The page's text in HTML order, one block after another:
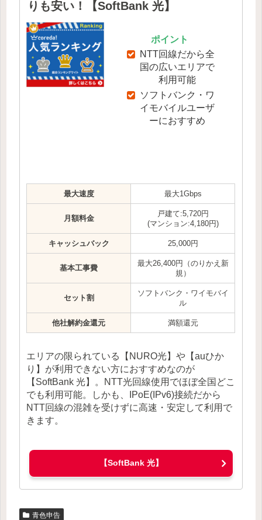
りも安い！【SoftBank 光】
ポイント
NTT回線だから全
国の広いエリアで
利用可能
ソフトバンク・ワ
イモバイルユーザ
ーにおすすめ
最大速度 最大1Gbps
月額料金
戸建て:5,720円
(マンション:4,180円)
キャッシュバック 25,000円
基本工事費
最大26,400円（のりかえ新
規）
セット割
ソフトバンク・ワイモバイ
ル
他社解約金還元 満額還元
エリアの限られている【NURO光】や【auひか
り】が利用できない方におすすめなのが
【SoftBank 光】。NTT光回線使用でほぼ全国どこ
でも利用可能。しかも、IPoE(IPv6)接続だから
NTT回線の混雑を受けずに高速・安定して利用で
きます。
【SoftBank 光】
青色申告